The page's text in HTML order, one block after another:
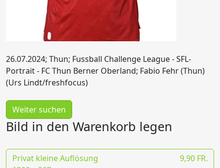
26.07.2024; Thun; Fussball Challenge League - SFL-
Portrait - FC Thun Berner Oberland; Fabio Fehr (Thun)
(Urs Lindt/freshfocus)
Weiter suchen
Bild in den Warenkorb legen
Privat kleine Auflösung
9,90 FR.